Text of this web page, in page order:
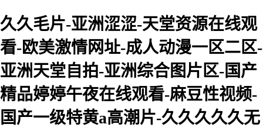
久久毛片-亚洲涩涩-天堂资源在线观
看-欧美激情网址-成人动漫一区二区-
亚洲天堂自拍-亚洲综合图片区-国产
精品婷婷午夜在线观看-麻豆性视频-
国产一级特黄a高潮片-久久久久久无